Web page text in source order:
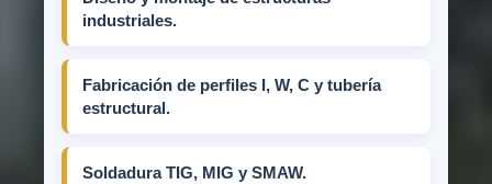
industriales.
Fabricación de perfiles I, W, C y tubería
estructural.
Soldadura TIG, MIG y SMAW.